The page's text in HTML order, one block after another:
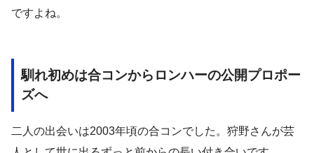
ですよね。
馴れ初めは合コンからロンハーの公開プロポー
ズへ
二人の出会いは2003年頃の合コンでした。狩野さんが芸